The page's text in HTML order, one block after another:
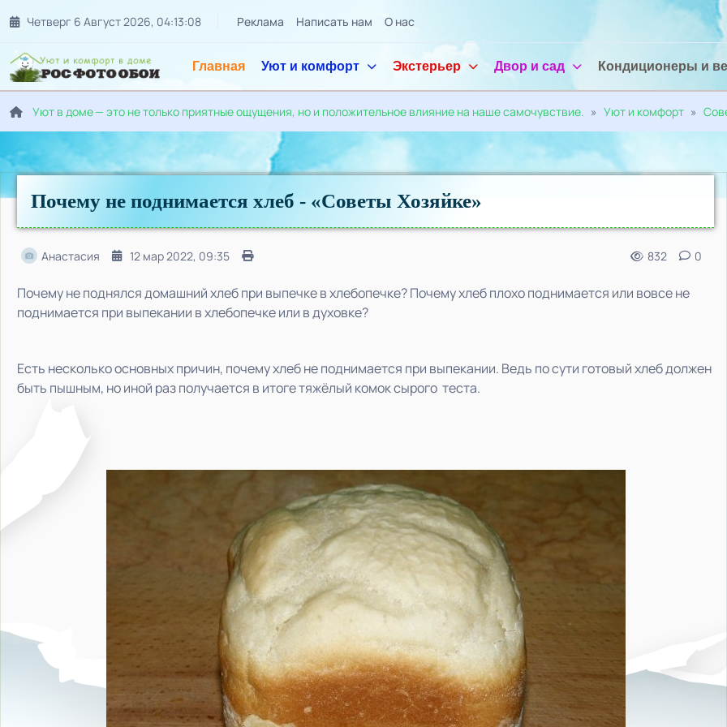
Четверг 6 Август 2026, 04:13:10 Реклама Написать нам О нас
Главная Уют и комфорт Экстерьер Двор и сад Кондиционеры и
Уют в доме — это не только приятные ощущения, но и положительное влияние на наше самочувствие. » Уют и комфорт »
Почему не поднимается хлеб - «Советы Хозяйке»
Анастасия 12 мар 2022, 09:35 832 0
Почему не поднялся домашний хлеб при выпечке в хлебопечке? Почему хлеб плохо поднимается или вовсе не
поднимается при выпекании в хлебопечке или в духовке?
Есть несколько основных причин, почему хлеб не поднимается при выпекании. Ведь по сути готовый хлеб должен
быть пышным, но иной раз получается в итоге тяжёлый комок сырого теста.